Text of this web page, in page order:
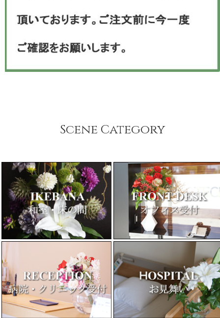
Scene Category